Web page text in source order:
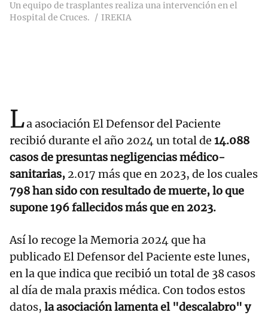
Un equipo de trasplantes realiza una intervención en el
Hospital de Cruces.
IREKIA
La asociación El Defensor del Paciente
recibió durante el año 2024 un total de 14.088
casos de presuntas negligencias médico-
sanitarias, 2.017 más que en 2023, de los cuales
798 han sido con resultado de muerte, lo que
supone 196 fallecidos más que en 2023.
Así lo recoge la Memoria 2024 que ha
publicado El Defensor del Paciente este lunes,
en la que indica que recibió un total de 38 casos
al día de mala praxis médica. Con todos estos
datos, la asociación lamenta el "descalabro" y